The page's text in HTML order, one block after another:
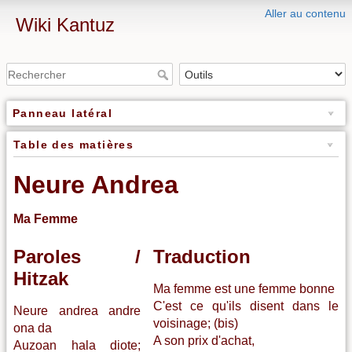
Aller au contenu
Wiki Kantuz
Panneau latéral
Table des matières
Neure Andrea
Ma Femme
Paroles /
Hitzak
Neure andrea andre
ona da
Auzoan hala diote;
Traduction
Ma femme est une femme bonne
C'est ce qu'ils disent dans le
voisinage; (bis)
A son prix d'achat,